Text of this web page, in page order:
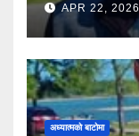
APR 22, 2026
अध्यात्मको बाटोमा